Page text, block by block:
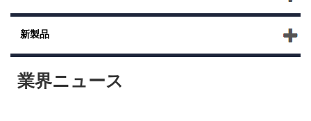
新製品
業界ニュース